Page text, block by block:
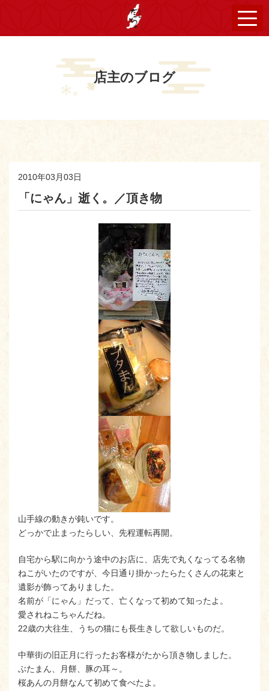
店主のブログ
2010年03月03日
「にゃん」逝く。／頂き物
山手線の動きが鈍いです。
どっかで止まったらしい、先程運転再開。
自宅から駅に向かう途中のお店に、店先で丸くなってる名物
ねこがいたのですが、今日通り掛かったらたくさんの花束と
遺影が飾ってありました。
名前が「にゃん」だって、亡くなって初めて知ったよ。
愛されねこちゃんだね。
22歳の大往生、うちの猫にも長生きして欲しいものだ。
中華街の旧正月に行ったお客様がたから頂き物しました。
ぶたまん、月餅、豚の耳～。
桜あんの月餅なんて初めて食べたよ。